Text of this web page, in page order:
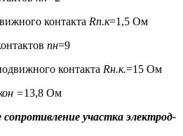
контакта Rn.к=1,5 Ом
nн=9
контакта Rн.к.=15 Ом
=13,8 Ом
участка электрод-